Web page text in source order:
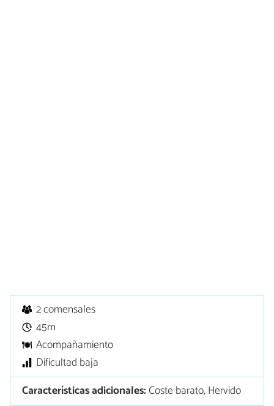
2 comensales
45m
Acompañamiento
Dificultad baja
Características adicionales:Coste barato, Hervido